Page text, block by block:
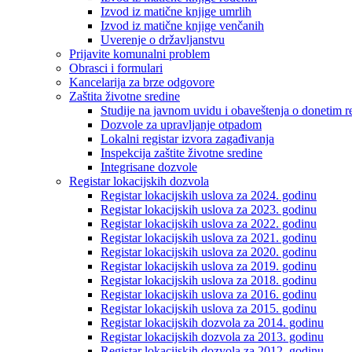
Izvod iz matične knjige umrlih
Izvod iz matične knjige venčanih
Uverenje o državljanstvu
Prijavite komunalni problem
Obrasci i formulari
Kancelarija za brze odgovore
Zaštita životne sredine
Studije na javnom uvidu i obaveštenja o donetim
Dozvole za upravljanje otpadom
Lokalni registar izvora zagađivanja
Inspekcija zaštite životne sredine
Integrisane dozvole
Registar lokacijskih dozvola
Registar lokacijskih uslova za 2024. godinu
Registar lokacijskih uslova za 2023. godinu
Registar lokacijskih uslova za 2022. godinu
Registar lokacijskih uslova za 2021. godinu
Registar lokacijskih uslova za 2020. godinu
Registar lokacijskih uslova za 2019. godinu
Registar lokacijskih uslova za 2018. godinu
Registar lokacijskih uslova za 2016. godinu
Registar lokacijskih uslova za 2015. godinu
Registar lokacijskih dozvola za 2014. godinu
Registar lokacijskih dozvola za 2013. godinu